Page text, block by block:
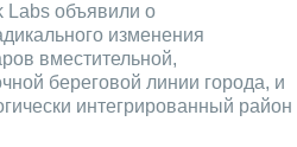
Labs объявили о
изменения
вместительной,
береговой линии города, и
интегрированный район